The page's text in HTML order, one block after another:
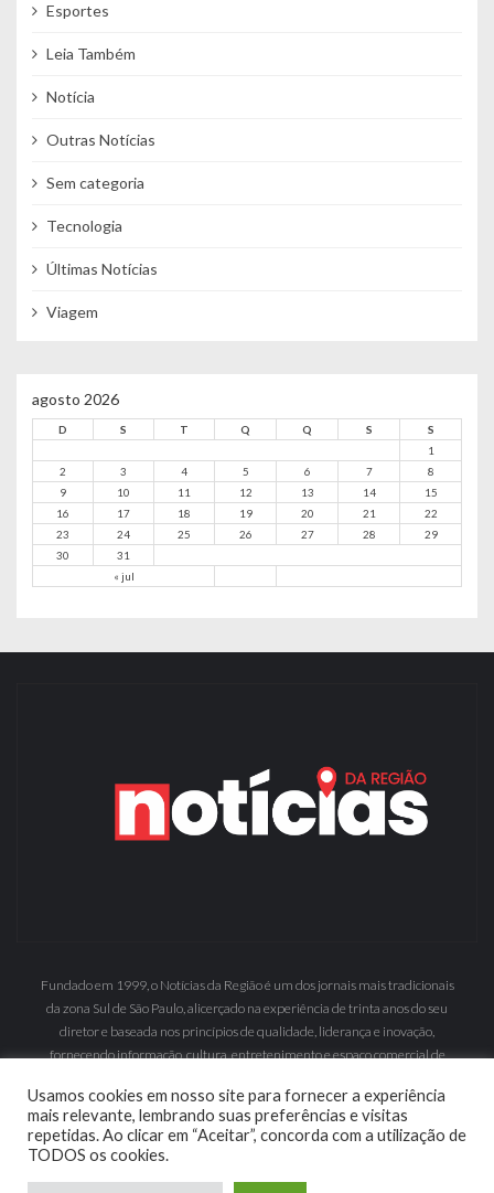
Esportes
Leia Também
Notícia
Outras Notícias
Sem categoria
Tecnologia
Últimas Notícias
Viagem
agosto 2026
D S T Q Q S S
« jul
1
2
3 4 5 6 7
8
9
10 11 12 13 14
15
16
17 18 19 20 21
22
23
24 25 26 27 28
29
30
31
Fundado em 1999, o Notícias da Região é um dos jornais mais tradicionais
da zona Sul de São Paulo, alicerçado na experiência de trinta anos do seu
diretor e baseada nos princípios de qualidade, liderança e inovação,
fornecendo informação, cultura, entretenimento e espaço comercial de
Usamos cookies em nosso site para fornecer a experiência
mais relevante, lembrando suas preferências e visitas
repetidas. Ao clicar em “Aceitar”, concorda com a utilização de
TODOS os cookies.